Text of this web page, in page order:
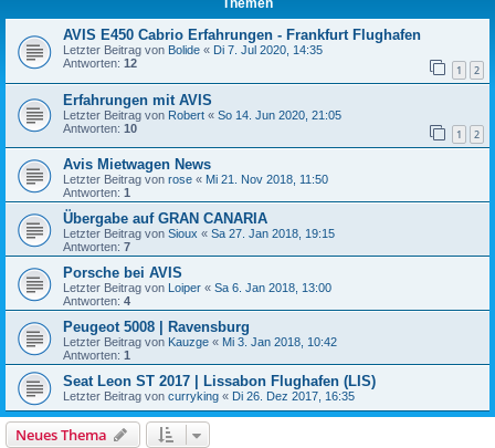
Themen
AVIS E450 Cabrio Erfahrungen - Frankfurt Flughafen
Letzter Beitrag von Bolide « Di 7. Jul 2020, 14:35
Antworten: 12 1 2
Erfahrungen mit AVIS
Letzter Beitrag von Robert « So 14. Jun 2020, 21:05
Antworten: 10 1 2
Avis Mietwagen News
Letzter Beitrag von rose « Mi 21. Nov 2018, 11:50
Antworten: 1
Übergabe auf GRAN CANARIA
Letzter Beitrag von Sioux « Sa 27. Jan 2018, 19:15
Antworten: 7
Porsche bei AVIS
Letzter Beitrag von Loiper « Sa 6. Jan 2018, 13:00
Antworten: 4
Peugeot 5008 | Ravensburg
Letzter Beitrag von Kauzge « Mi 3. Jan 2018, 10:42
Antworten: 1
Seat Leon ST 2017 | Lissabon Flughafen (LIS)
Letzter Beitrag von curryking « Di 26. Dez 2017, 16:35
Neues Thema